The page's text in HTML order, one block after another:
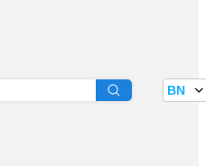
বাতায়ন BN